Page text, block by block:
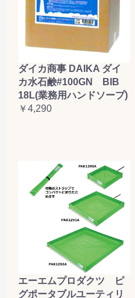
ダイカ商事 DAIKA ダイ
カ水石鹸#100GN BIB
18L(業務用ハンドソープ)
￥4,290
エーエムプロダクツ ピ
グポータブルユーティリ